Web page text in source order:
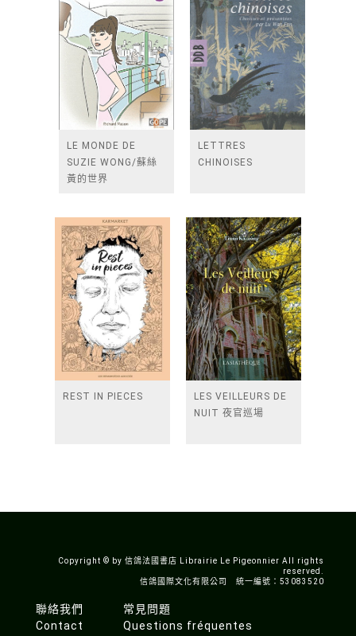
LE MONDE DE
SUZIE WONG/蘇絲
黃的世界
LETTRES
CHINOISES
REST IN PIECES
LES VEILLEURS DE
NUIT 夜官巡場
Copyright © by 信鴿法國書店 Librairie Le Pigeonnier All rights
reserved.
信鴿國際文化有限公司 統一編號：53083520
聯絡我們
Contact
常見問題
Questions fréquentes